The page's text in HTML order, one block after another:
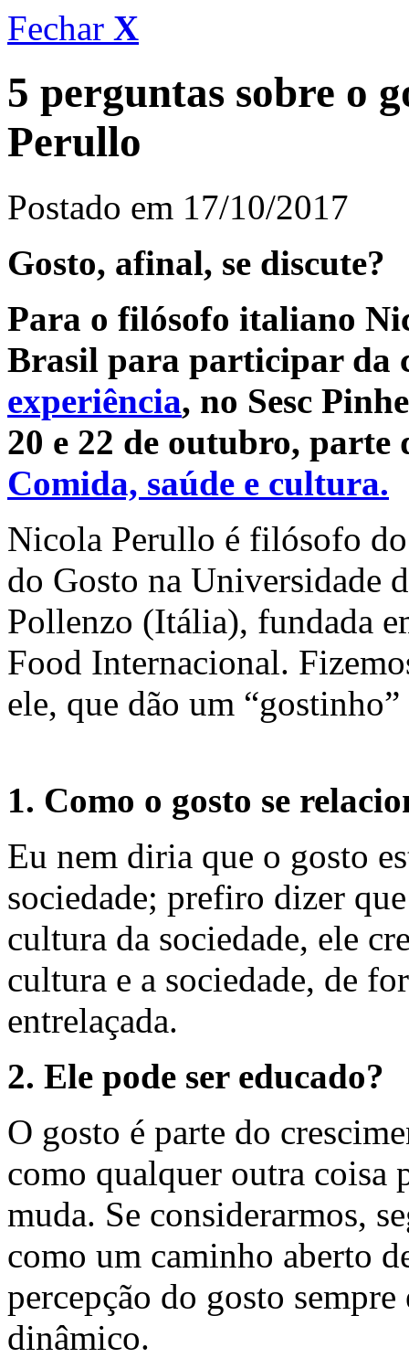
Fechar X
5 perguntas sobre o
Perullo
Postado em 17/10/2017
Gosto, afinal, se discute?
Para o filósofo italiano
Brasil para participar da
experiência, no Sesc
20 e 22 de outubro,
Comida, saúde e cultura.
Nicola Perullo é filósofo
do Gosto na Universidade
Pollenzo (Itália), fundada
Food Internacional.
ele, que dão um
1. Como o gosto se
Eu nem diria que o gosto
sociedade; prefiro dizer
cultura da sociedade, ele
cultura e a sociedade, de
entrelaçada.
2. Ele pode ser educado?
O gosto é parte do
como qualquer outra coisa
muda. Se considerarmos,
como um caminho aberto
percepção do gosto sempre
dinâmico.